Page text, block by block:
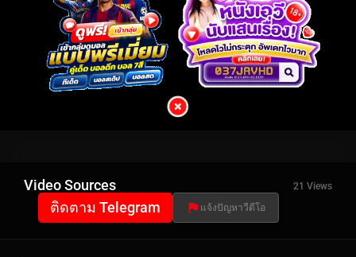
Video Sources 21 Views
ติดตาม Telegram แจ้งปัญหาวีดีโอ